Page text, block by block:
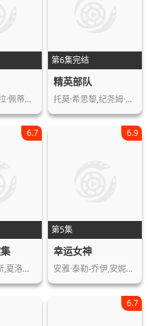
埃米·罗森,洛拉·佩蒂克鲁,斯科特·麦…
第6集完结
精英部队
托莫·希思黎,纪尧姆·谷伊,菲利普·舒…
6.7
莎莉·菲利普斯,夏洛特·乔丹,本·卡斯…
第5集
6.9
幸运女神
安雅·泰勒-乔伊,安妮特·贝宁,蒂莫西…
6.7